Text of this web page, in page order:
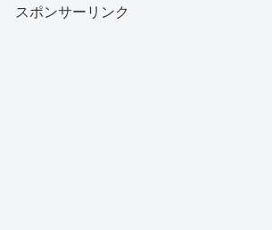
スポンサーリンク